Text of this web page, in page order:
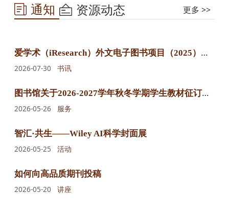
通知 资源动态 更多 >>
爱
学术（iResearch）外文电子图书项目（2025）电子图书购买公示
2026-07-30 书讯
图
书馆关于2026-2027学年秋冬学期学生教材征订的通知
2026-05-26 服务
智汇·共生——Wiley AI科学封面展
2026-05-25
活动
如何向高品质期刊投稿
2026-05-20
讲座